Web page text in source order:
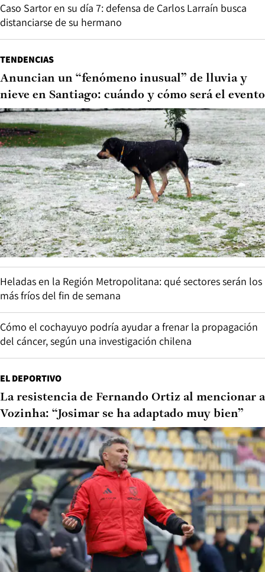
Caso Sartor en su día 7: defensa de Carlos Larraín busca
distanciarse de su hermano
TENDENCIAS
Anuncian un “fenómeno inusual” de lluvia y
nieve en Santiago: cuándo y cómo será el evento
Heladas en la Región Metropolitana: qué sectores serán los
más fríos del fin de semana
Cómo el cochayuyo podría ayudar a frenar la propagación
del cáncer, según una investigación chilena
EL DEPORTIVO
La resistencia de Fernando Ortiz al mencionar a
Vozinha: “Josimar se ha adaptado muy bien”